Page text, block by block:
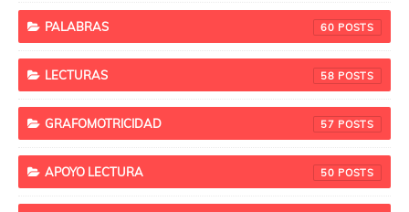
PALABRAS 60
LECTURAS 58
GRAFOMOTRICIDAD 57
APOYO LECTURA 50